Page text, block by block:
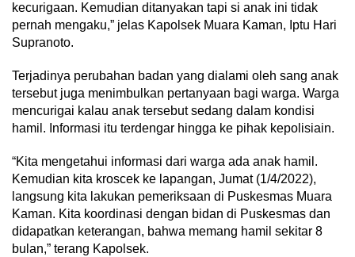
kecurigaan. Kemudian ditanyakan tapi si anak ini tidak
pernah mengaku,” jelas Kapolsek Muara Kaman, Iptu Hari
Supranoto.
Terjadinya perubahan badan yang dialami oleh sang anak
tersebut juga menimbulkan pertanyaan bagi warga. Warga
mencurigai kalau anak tersebut sedang dalam kondisi
hamil. Informasi itu terdengar hingga ke pihak kepolisiain.
“Kita mengetahui informasi dari warga ada anak hamil.
Kemudian kita kroscek ke lapangan, Jumat (1/4/2022),
langsung kita lakukan pemeriksaan di Puskesmas Muara
Kaman. Kita koordinasi dengan bidan di Puskesmas dan
didapatkan keterangan, bahwa memang hamil sekitar 8
bulan,” terang Kapolsek.